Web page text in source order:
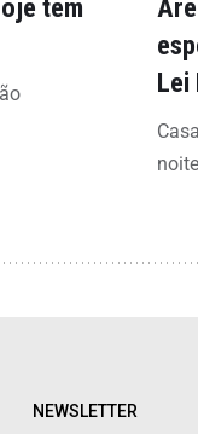
tem
Lei
NEWSLETTER